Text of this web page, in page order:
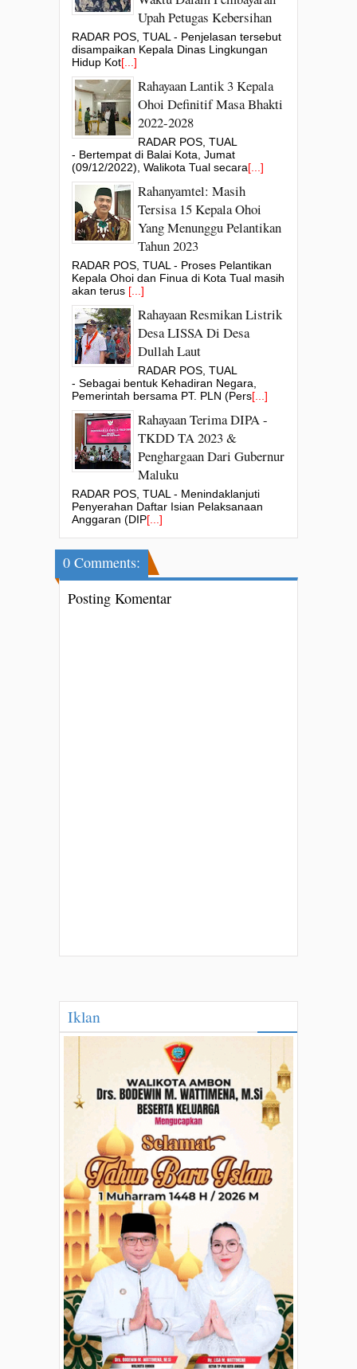
Upah Petugas Kebersihan
RADAR POS, TUAL - Penjelasan tersebut
disampaikan Kepala Dinas Lingkungan
Hidup Kot[...]
Rahayaan Lantik 3 Kepala
Ohoi Definitif Masa Bhakti
2022-2028
RADAR POS, TUAL
- Bertempat di Balai Kota, Jumat
(09/12/2022), Walikota Tual secara[...]
Rahanyamtel: Masih
Tersisa 15 Kepala Ohoi
Yang Menunggu Pelantikan
Tahun 2023
RADAR POS, TUAL - Proses Pelantikan
Kepala Ohoi dan Finua di Kota Tual masih
akan terus [...]
Rahayaan Resmikan Listrik
Desa LISSA Di Desa
Dullah Laut
RADAR POS, TUAL
- Sebagai bentuk Kehadiran Negara,
Pemerintah bersama PT. PLN (Pers[...]
Rahayaan Terima DIPA -
TKDD TA 2023 &
Penghargaan Dari Gubernur
Maluku
RADAR POS, TUAL - Menindaklanjuti
Penyerahan Daftar Isian Pelaksanaan
Anggaran (DIP[...]
0 Comments:
Posting Komentar
Iklan